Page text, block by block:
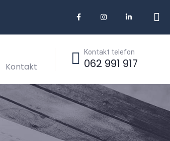
Kontakt
Kontakt telefon
062 991 917